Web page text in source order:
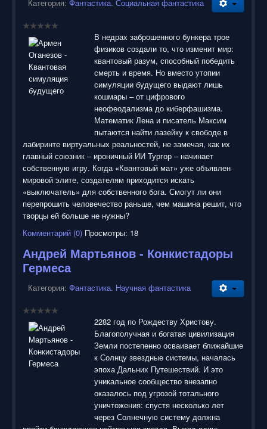
Категория: Фантастика. Социальная фантастика
В недрах заброшенного бункера трое
физиков создали то, что изменит мир:
квантовый разум, способный победить
смерть и время. Но вместо утопии
симуляции будущего выдают лишь
кошмары – от цифрового
неофеодализма до киберфашизма.
Математик Лена и писатель Максим
пытаются найти лазейку к свободе в
лабиринте виртуальных реальностей, не замечая, как их
главный союзник – ироничный ИИ Тургор – начинает
собственную игру. Когда «Квантовый мат» уже объявлен
мировой элите, создателям приходится искать
«выключатель» для собственного бога. Смогут ли они
перепрошить человечество раньше, чем машина решит, что
творцы ей больше не нужны?
Комментарий (0) Просмотры: 18
Андрей Мартьянов - Конкистадоры
Гермеса
Категория: Фантастика. Научная фантастика
2282 год по Рождеству Христову.
Благополучная и богатая цивилизация
Земли постепенно осваивает ближайшие
к Солнцу звездные системы, началась
эпоха Дальних Путешествий. И это
уникальное сообщество внезапно
оказалось под угрозой тотального
уничтожения: спустя несколько лет
через Солнечную систему должна